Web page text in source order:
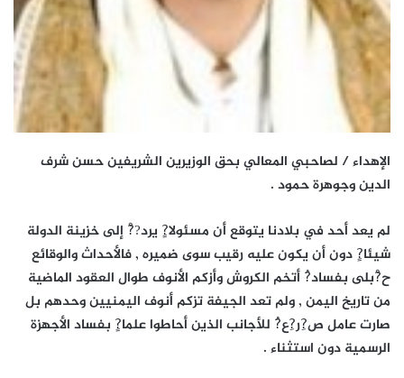
الإهداء / لصاحبي المعالي بحق الوزيرين الشريفين حسن شرف
الدين وجوهرة حمود .
لم يعد أحد في بلادنا يتوقع أن مسئولا?ٍ يرد??ْ إلى خزينة الدولة
شيئا?ٍ دون أن يكون عليه رقيب سوى ضميره , فالأحداث والوقائع
ح?ْبلى بفساد?ُ أتخم الكروش وأزكم الأنوف طوال العقود الماضية
من تاريخ اليمن , ولم تعد الجيفة تزكم أنوف اليمنيين وحدهم بل
صارت عامل ص?ِر?ِع?ُ للأجانب الذين أحاطوا علما?ٍ بفساد الأجهزة
الرسمية دون استثناء .